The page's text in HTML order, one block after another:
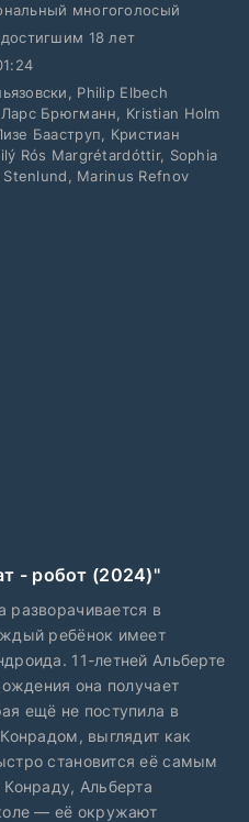
многоголосый
18 лет
Philip Elbech
Брюгманн, Kristian Holm
Бааструп, Кристиан
Rós Margrétardóttir, Sophia
Stenlund, Marinus Refnov
- робот (2024)"
разворачивается в
ребёнок имеет
11-летней Альберте
она получает
ещё не поступила в
выглядит как
становится её самым
Альберта
— её окружают